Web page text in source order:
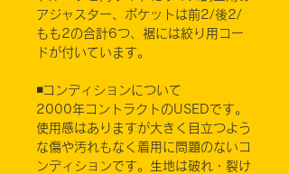
アジャスター、ポケットは前2/後2/
もも2の合計6つ、裾には絞り用コー
ドが付いています。
◾️コンディションについて
2000年コントラクトのUSEDです。
使用感はありますが大きく目立つよう
な傷や汚れもなく着用に問題のないコ
ンディションです。生地は破れ・裂け